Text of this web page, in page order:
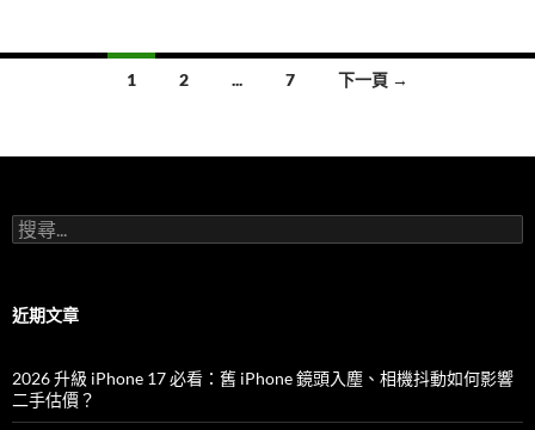
o
導
1 2 ... 7 下一頁 →
搜
尋
字:
近期文章
2026 升級 iPhone 17 必看：舊 iPhone 鏡頭入塵、相機抖動如何影響
二手估價？